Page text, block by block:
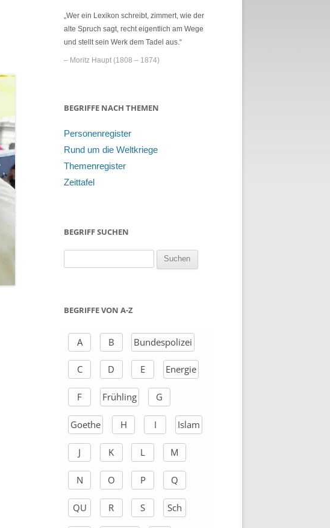
„Wer ein Lexikon schreibt, zimmert, wie der
alte Spruch sagt, recht eigentlich am Wege
und stellt sein Werk dem Tadel aus.“
– Moritz Haupt (1808 – 1874)
BEGRIFFE NACH THEMEN
Personenregister
Rund um die Weltkriege
Themenregister
Zeittafel
BEGRIFF SUCHEN
h
h
BEGRIFFE VON A-Z
A B Bundespolizei
C D E Energie
F Frühling G
Goethe H I Islam
J K L M
N O P Q
QU R S Sch